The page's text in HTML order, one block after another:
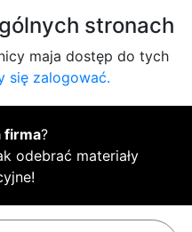
stronach
maja dostęp do tych
się zalogować.
firma?
odebrać materiały